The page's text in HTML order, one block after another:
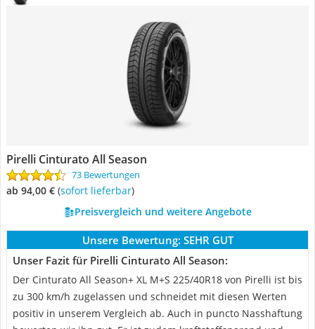
Pirelli Cinturato All Season
73 Bewertungen
ab 94,00 € ( Sofort lieferbar)
Preisvergleich und weitere Angebote
Unsere Bewertung: SEHR GUT
Unser Fazit für Pirelli Cinturato All Season:
Der Cinturato All Season+ XL M+S 225/40R18 von Pirelli ist bis
zu 300 km/h zugelassen und schneidet mit diesen Werten
positiv in unserem Vergleich ab. Auch in puncto Nasshaftung